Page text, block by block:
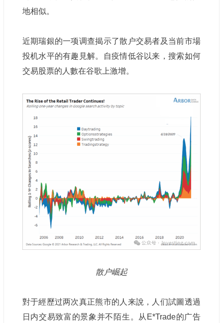
地相似。
近期瑞銀的一项调查揭示了散户交易者及当前市場
投机水平的有趣見解。自疫情低谷以来，搜索如何
交易股票的人數在谷歌上激增。
散户崛起
對于經歷过两次真正熊市的人来說，人们試圖透過
日内交易致富的景象并不陌生。从E*Trade的广告